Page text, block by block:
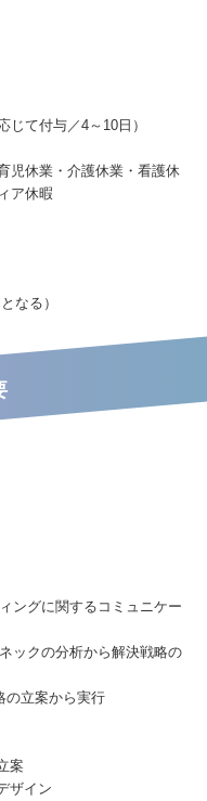
じて付与／4～10日）
児休業・介護休業・看護休
ア休暇
なる）
ングに関するコミュニケー
ックの分析から解決戦略の
の立案から実行
案
ザイン